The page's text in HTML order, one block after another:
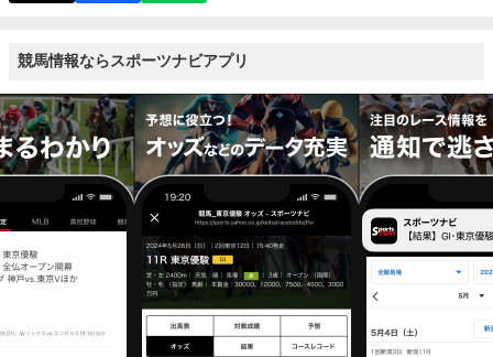
競馬情報ならスポーツナビアプリ